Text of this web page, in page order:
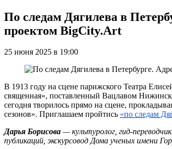
По следам Дягилева в
проектом BigCity.Art
25 июня 2025 в 19:00
В 1913 году на сцене парижского Театра
священная», поставленный Вацлавом
сегодня творилось прямо на сцене,
сезонов». Приглашаем пройтись «по следам
Дарья Борисова — культуролог, гид-
публикаций, экскурсовод Дома ученых имени